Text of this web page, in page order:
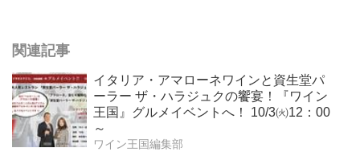
関連記事
イタリア・アマローネワインと資生堂パ
ーラー ザ・ハラジュクの饗宴！『ワイン
王国』グルメイベントへ！ 10/3㈫12：00
～
ワイン王国編集部